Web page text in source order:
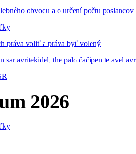
obvodu a o určení počtu poslancov
práva voliť a práva byť volený
sar avritekidel, the palo čačipen te avel
2026